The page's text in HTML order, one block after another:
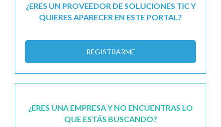
¿ERES UN PROVEEDOR DE SOLUCIONES TIC Y
QUIERES APARECER EN ESTE PORTAL?
REGISTRARME
¿ERES UNA EMPRESA Y NO ENCUENTRAS LO
QUE ESTÁS BUSCANDO?